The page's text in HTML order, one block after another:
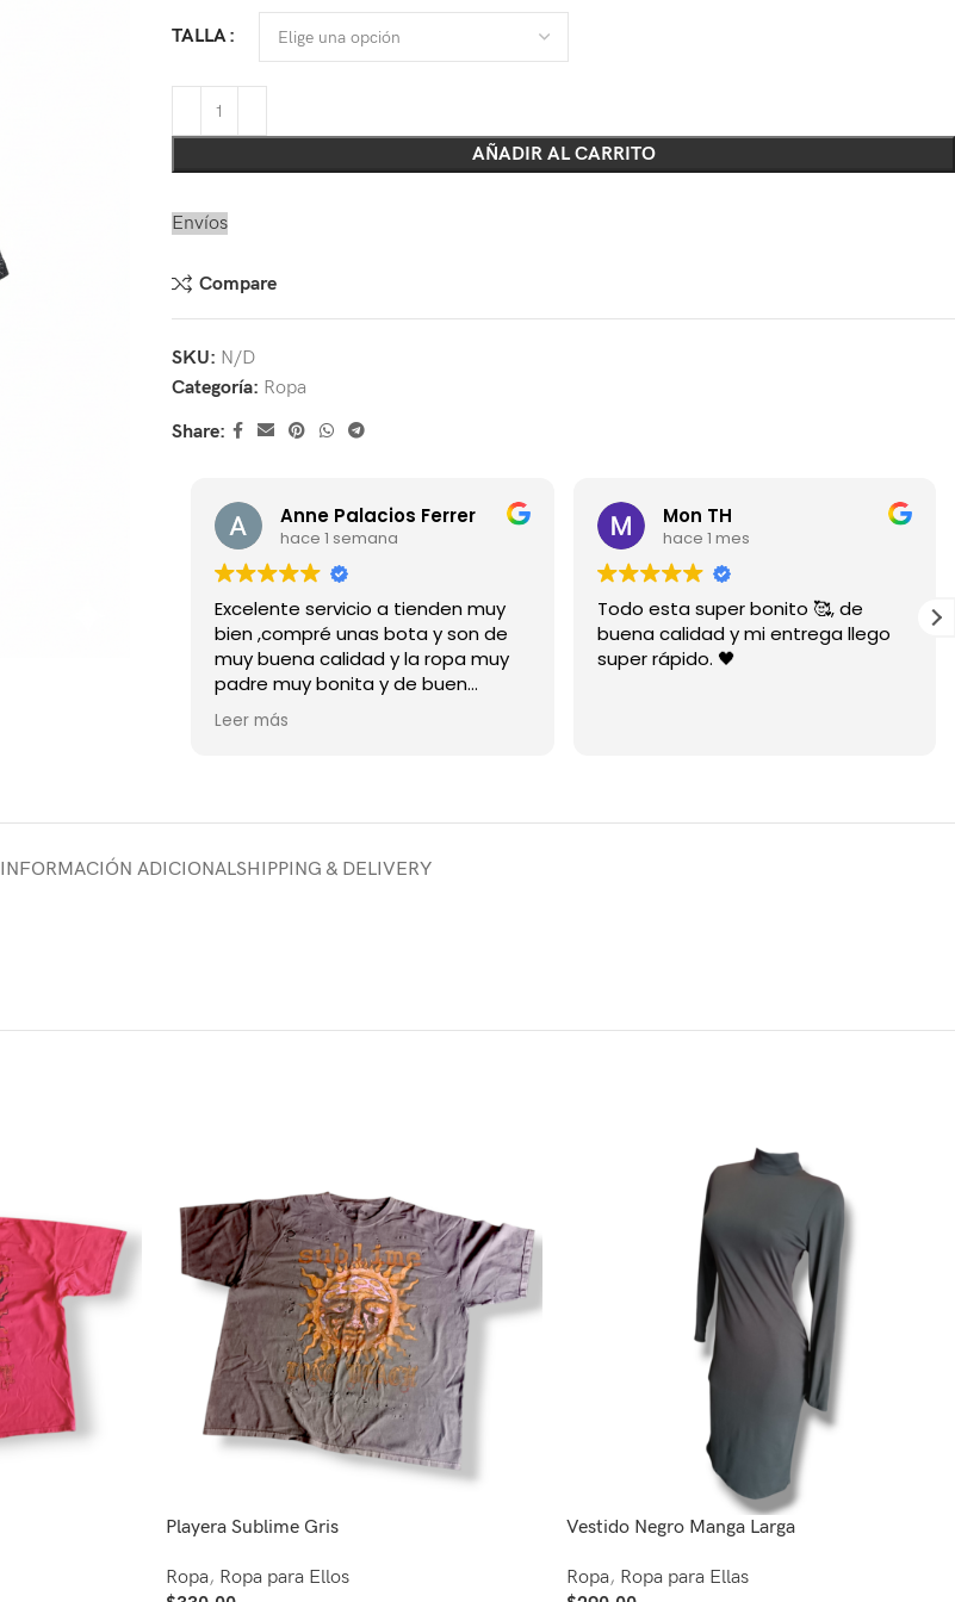
TALLA
AÑADIR AL CARRITO
Envíos
Compare
SKU: N/D
Categoría: Ropa
Share:
Anne Palacios Ferrer
hace 1 semana
Excelente servicio a tienden muy
bien ,compré unas bota y son de
muy buena calidad y la ropa muy
padre muy bonita y de buen
material recomiendo mucho está
tienda
Leer más
Mon TH
hace 1 mes
Todo esta super bonito 🥰, de
buena calidad y mi entrega llego
super rápido. 🖤
INFORMACIÓN ADICIONALSHIPPING & DELIVERY
Playera Sublime Gris
Ropa, Ropa para Ellos
Vestido Negro Manga Larga
Ropa, Ropa para Ellas